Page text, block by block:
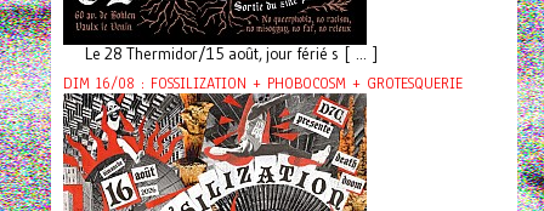
Le 28 Thermidor/15 août, jour férié s [ ... ]
DIM 16/08 : FOSSILIZATION + PHOBOCOSM + GROTESQUERIE